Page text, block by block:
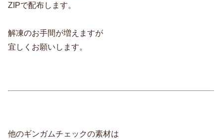
ZIPで配布します。
解凍のお手間が増えますが
宜しくお願いします。
他のギンガムチェックの素材は